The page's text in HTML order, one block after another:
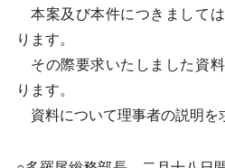
本案及び本件につきまして
ります。
その際要求いたしました資
ります。
資料について理事者の説明を